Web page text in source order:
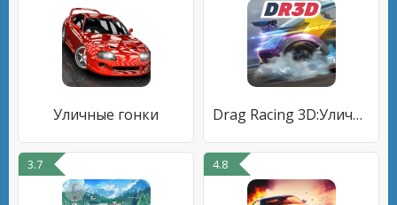
Уличные гонки Drag Racing 3D:Уличные гонки 2
3.7 4.8